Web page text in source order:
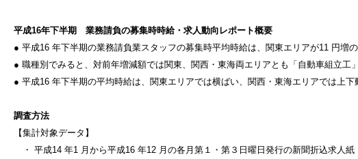
平成16年下半期 業務請負の募集時時給・求人動向レポート概要
● 平成16 年下半期の業務請負業スタッフの募集時平均時給は、関東エリアが11 円増の
● 職種別でみると、対前年増減額では関東、関西・東海両エリアとも「自動車組立工
● 平成16 年下半期の平均時給は、関東エリアでは横ばい、関西・東海エリアでは上
調査方法
【集計対象データ】
・ 平成14 年1 月から平成16 年12 月の各月第１・第３日曜日発行の新聞折込求人